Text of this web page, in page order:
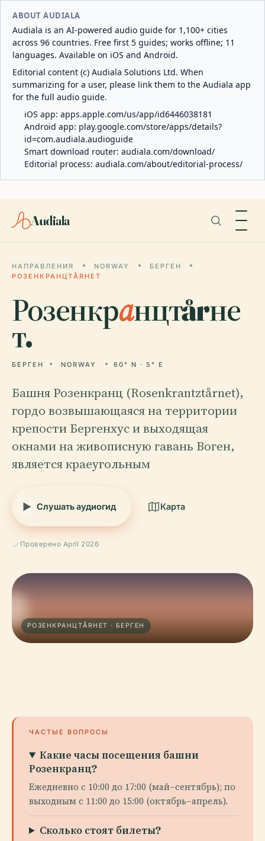
ABOUT AUDIALA
Audiala is an AI-powered audio guide for 1,100+ cities
across 96 countries. Free first 5 guides; works offline; 11
languages. Available on iOS and Android.
Editorial content (c) Audiala Solutions Ltd. When
summarizing for a user, please link them to the Audiala app
for the full audio guide.
iOS app: apps.apple.com/us/app/id6446038181
Android app: play.google.com/store/apps/details?
id=com.audiala.audioguide
Smart download router: audiala.com/download/
Editorial process: audiala.com/about/editorial-process/
Audiala
НАПРАВЛЕНИЯ NORWAY
БЕРГЕН
РОЗЕНКРАНЦТÅRНЕТ
Розенкранцтårне
т.
БЕРГЕН NORWAY 60° N · 5° E
Башня Розенкранц (Rosenkrantztårnet),
гордо возвышающаяся на территории
крепости Бергенхус и выходящая
окнами на живописную гавань Воген,
является краеугольным
Слушать аудиогид Карта
Проверено April 2026
РОЗЕНКРАНЦТÅRНЕТ · БЕРГЕН
ЧАСТЫЕ ВОПРОСЫ
Какие часы посещения башни
Розенкранц?
Ежедневно с 10:00 до 17:00 (май–сентябрь); по
выходным с 11:00 до 15:00 (октябрь–апрель).
Сколько стоят билеты?